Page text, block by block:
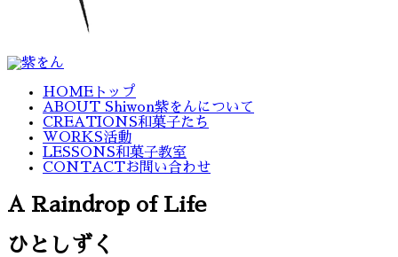
HOME トップ
ABOUT Shiwon紫をんについて
CREATIONS和菓子たち
WORKS活動
LESSONS和菓子教室
CONTACTお問い合わせ
A Raindrop of Life
ひとしずく